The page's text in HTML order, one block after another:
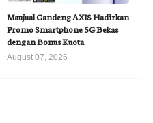
Maujual Gandeng AXIS Hadirkan
Promo Smartphone 5G Bekas
dengan Bonus Kuota
August 07, 2026